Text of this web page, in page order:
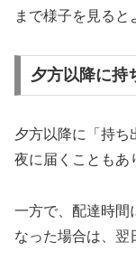
まで様子を見ると
夕方以降に持
夕方以降に「持ち
夜に届くこともあ
一方で、配達時間
なった場合は、翌